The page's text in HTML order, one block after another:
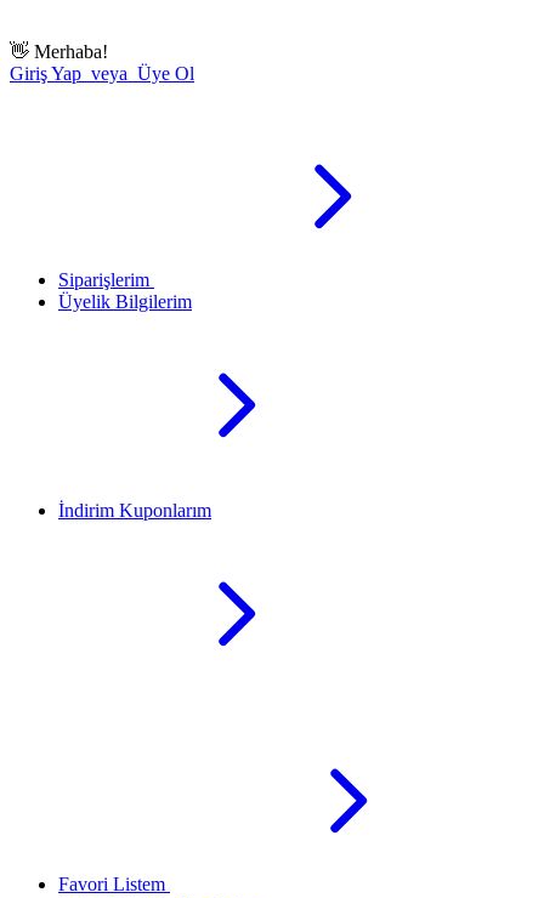
👋 Merhaba!
Giriş Yap veya Üye Ol
Siparişlerim
Üyelik Bilgilerim
İndirim Kuponlarım
Favori Listem